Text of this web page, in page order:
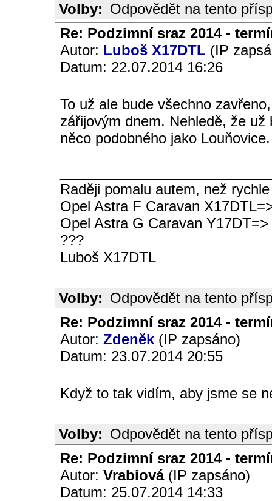
Volby: Odpovědět na tento
Re: Podzimní sraz 2014 -
Autor: Luboš X17DTL (IP
Datum: 22.07.2014 16:26
To už ale bude všechno
zářijovým dnem. Nehledě, že
něco podobného jako Louňovice.
Raději pomalu autem, než
Opel Astra F Caravan
Opel Astra G Caravan Y17DT=>
???
Luboš X17DTL
Volby: Odpovědět na tento
Re: Podzimní sraz 2014 -
Autor: Zdeněk (IP zapsáno)
Datum: 23.07.2014 20:55
Když to tak vidím, aby jsme se
Volby: Odpovědět na tento
Re: Podzimní sraz 2014 -
Autor: Vrabiová(IP zapsáno)
Datum: 25.07.2014 14:33